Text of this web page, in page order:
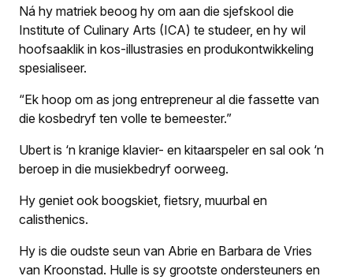
Ná hy matriek beoog hy om aan die sjefskool die
Institute of Culinary Arts (ICA) te studeer, en hy wil
hoofsaaklik in kos-illustrasies en produkontwikkeling
spesialiseer.
“Ek hoop om as jong entrepreneur al die fassette van
die kosbedryf ten volle te bemeester.”
Ubert is ‘n kranige klavier- en kitaarspeler en sal ook ‘n
beroep in die musiekbedryf oorweeg.
Hy geniet ook boogskiet, fietsry, muurbal en
calisthenics.
Hy is die oudste seun van Abrie en Barbara de Vries
van Kroonstad. Hulle is sy grootste ondersteuners en